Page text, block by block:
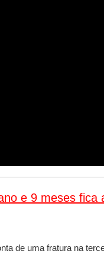
Rosa ensina
acadêmica e
Independentes
e 9 meses fica
de uma fratura na